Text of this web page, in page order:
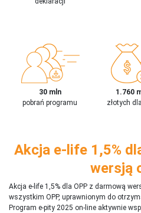
30 mln
pobrań programu
1.760
złotych
Akcja e-life 1,5%
wersją
Akcja e-life 1,5% dla OPP z darmową
wszystkim OPP, uprawnionym do
Program e-pity 2025 on-line aktywnie